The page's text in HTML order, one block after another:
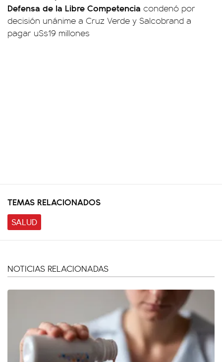
Defensa de la Libre Competencia condenó por
decisión unánime a Cruz Verde y Salcobrand a
pagar u$s19 millones
TEMAS RELACIONADOS
SALUD
NOTICIAS RELACIONADAS